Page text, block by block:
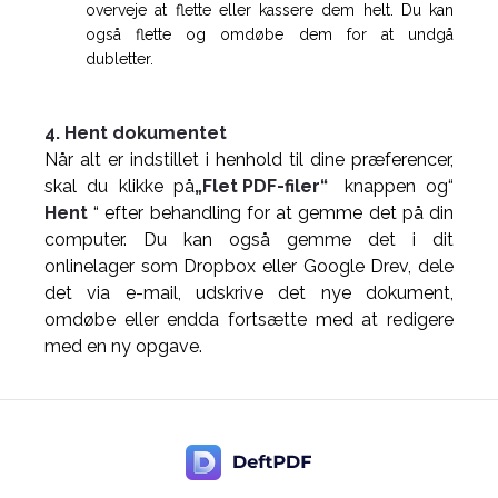
overveje at flette eller kassere dem helt. Du kan
også flette og omdøbe dem for at undgå
dubletter.
4. Hent dokumentet
Når alt er indstillet i henhold til dine præferencer,
skal du klikke på„Flet PDF-filer“
knappen og“
Hent “ efter behandling for at gemme det på din
computer. Du kan også gemme det i dit
onlinelager som Dropbox eller Google Drev, dele
det via e-mail, udskrive det nye dokument,
omdøbe eller endda fortsætte med at redigere
med en ny opgave.